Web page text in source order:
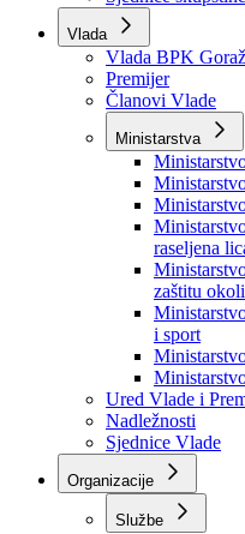
Stručna služba
Nadležnosti
Sjednice skupštine
Vlada
Vlada BPK
Premijer
Članovi Vlade
Ministarstva
raseljena
zaštitu
i sport
Ured Vlade i
Nadležnosti
Sjednice Vlade